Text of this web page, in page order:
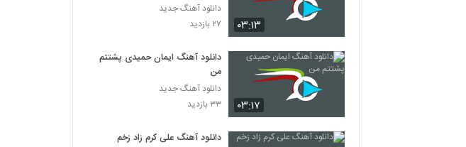
۰۳:۱۳
دانلود آهنگ جدید
۲۷ بازدید
۰۳:۱۷
دانلود آهنگ ایمان حمیدی پشتتم
من
دانلود آهنگ جدید
۳۳ بازدید
دانلود آهنگ علی کرم زاد زخم